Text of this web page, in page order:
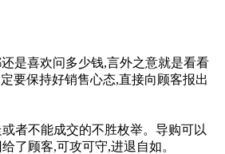
是喜欢问多少钱,言外之意就是看看
要保持好销售心态,直接向顾客报出
者不能成交的不胜枚举。导购可以
了顾客,可攻可守,进退自如。